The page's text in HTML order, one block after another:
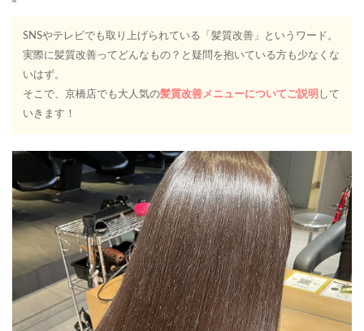
SNSやテレビでも取り上げられている「髪質改善」というワード。
実際に髪質改善ってどんなもの？と疑問を抱いている方も少なくな
いはず。
そこで、京橋店でも大人気の髪質改善メニューについてご説明 して
いきます！